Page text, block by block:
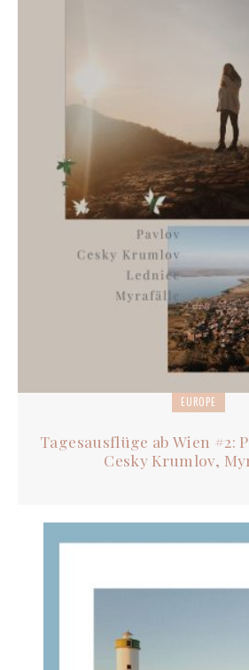
EUROPE
Tagesausflüge ab Wien #2:
Cesky Krumlov,